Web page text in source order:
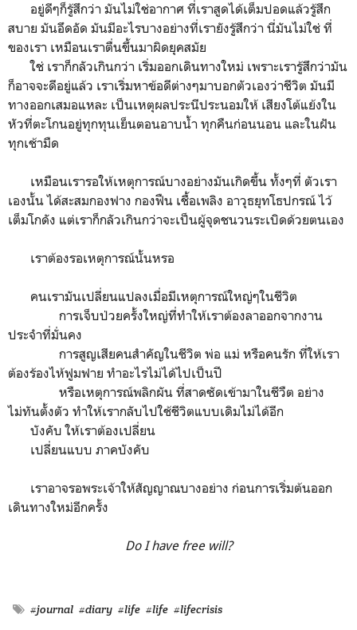
อยู่ดีๆก็รู้สึกว่า มันไม่ใช่อากาศ ที่เราสูดได้เต็มปอดแล้วรู้สึก
สบาย มันอึดอัด มันมีอะไรบางอย่างที่เรายังรู้สึกว่า นี่มันไม่ใช่ ที่
ของเรา เหมือนเราตื่นขึ้นมาผิดยุคสมัย
ใช่ เราก็กลัวเกินกว่า เริ่มออกเดินทางใหม่ เพราะเรารู้สึกว่ามัน
ก็อาจจะดีอยู่แล้ว เราเริ่มหาข้อดีต่างๆมาบอกตัวเองว่าชีวิต มันมี
ทางออกเสมอแหละ เป็นเหตุผลประนีประนอมให้ เสียงโต้แย้งใน
หัวที่ตะโกนอยู่ทุกทุนเย็นตอนอาบน้ำ ทุกคืนก่อนนอน และในฝัน
ทุกเช้ามืด
เหมือนเรารอให้เหตุการณ์บางอย่างมันเกิดขึ้น ทั้งๆที่ ตัวเรา
เองนั้น ได้สะสมกองฟาง กองฟืน เชื้อเพลิง อาวุธยุทโธปกรณ์ ไว้
เต็มโกดัง แต่เราก็กลัวเกินกว่าจะเป็นผู้จุดชนวนระเบิดด้วยตนเอง
เราต้องรอเหตุการณ์นั้นหรอ
คนเรามันเปลี่ยนแปลงเมื่อมีเหตุการณ์ใหญ่ๆในชีวิต
การเจ็บป่วยครั้งใหญ่ที่ทำให้เราต้องลาออกจากงาน
ประจำที่มั่นคง
การสูญเสียคนสำคัญในชีวิต พ่อ แม่ หรือคนรัก ที่ให้เรา
ต้องร้องไห้ฟูมฟาย ทำอะไรไม่ได้ไปเป็นปี
หรือเหตุการณ์พลิกผัน ที่สาดซัดเข้ามาในชีวืต อย่าง
ไม่ทันตั้งตัว ทำให้เรากลับไปใช้ชีวิตแบบเดิมไม่ได้อีก
บังคับ ให้เราต้องเปลี่ยน
เปลี่ยนแบบ ภาคบังคับ
เราอาจรอพระเจ้าให้สัญญาณบางอย่าง ก่อนการเริ่มต้นออก
เดินทางใหม่อีกครั้ง
Do I have free will?
#journal #diary #life #life #lifecrisis